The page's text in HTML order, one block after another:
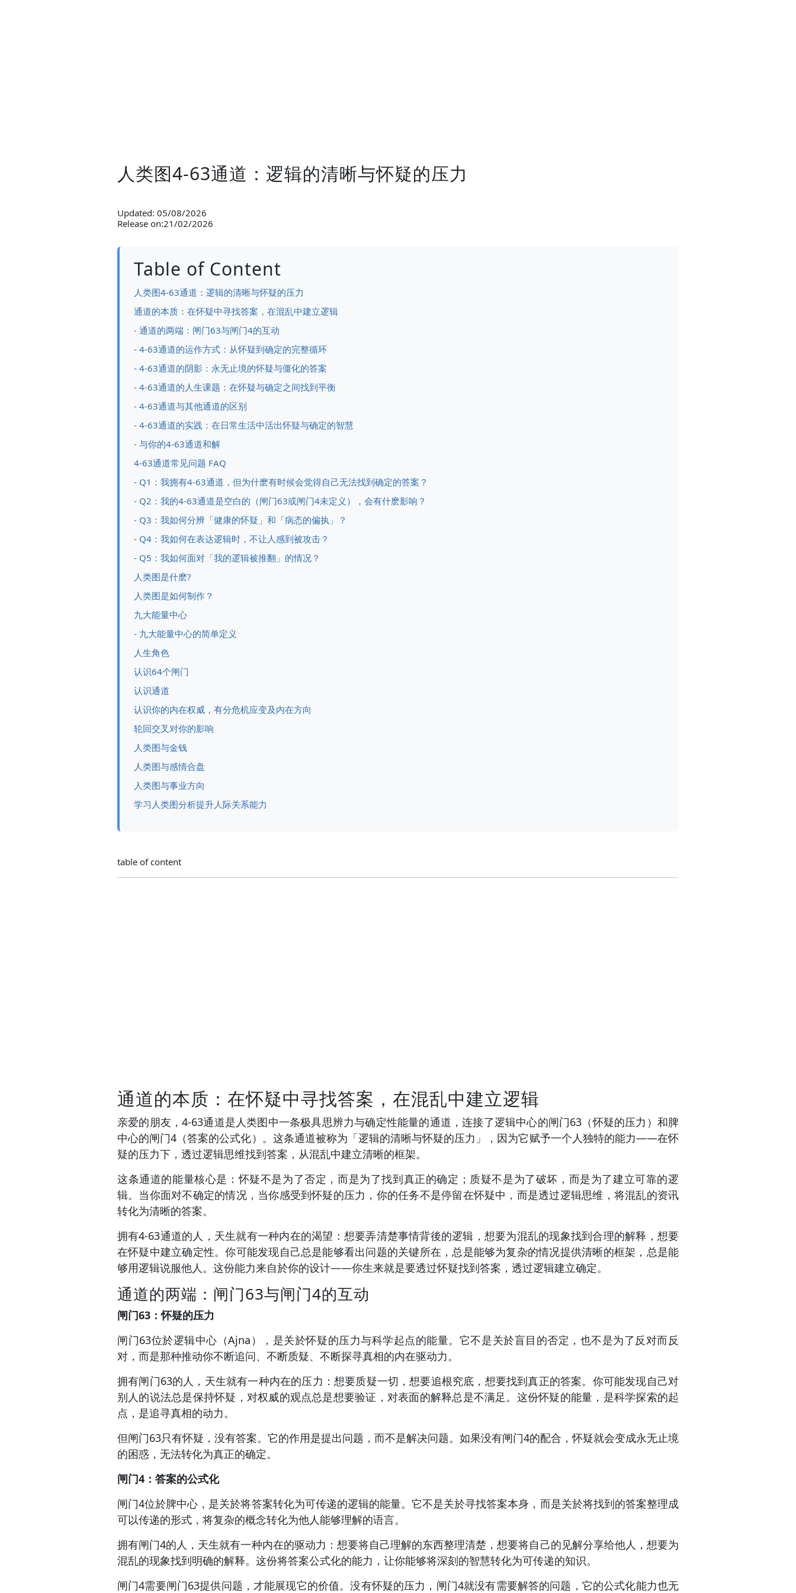
人类图4-63通道：逻辑的清晰与怀疑的压力
Updated: 05/08/2026
Release on:21/02/2026
Table of Content
人类图4-63通道：逻辑的清晰与怀疑的压力
通道的本质：在怀疑中寻找答案，在混乱中建立逻辑
- 通道的两端：闸门63与闸门4的互动
- 4-63通道的运作方式：从怀疑到确定的完整循环
- 4-63通道的阴影：永无止境的怀疑与僵化的答案
- 4-63通道的人生课题：在怀疑与确定之间找到平衡
- 4-63通道与其他通道的区别
- 4-63通道的实践：在日常生活中活出怀疑与确定的智慧
- 与你的4-63通道和解
4-63通道常见问题 FAQ
- Q1：我拥有4-63通道，但为什麽有时候会觉得自己无法找到确定的答案？
- Q2：我的4-63通道是空白的（闸门63或闸门4未定义），会有什麽影响？
- Q3：我如何分辨「健康的怀疑」和「病态的偏执」？
- Q4：我如何在表达逻辑时，不让人感到被攻击？
- Q5：我如何面对「我的逻辑被推翻」的情况？
人类图是什麽?
人类图是如何制作？
九大能量中心
- 九大能量中心的简单定义
人生角色
认识64个闸门
认识通道
认识你的内在权威，有分危机应变及内在方向
轮回交叉对你的影响
人类图与金钱
人类图与感情合盘
人类图与事业方向
学习人类图分析提升人际关系能力
table of content
通道的本质：在怀疑中寻找答案，在混乱中建立逻辑
亲爱的朋友，4-63通道是人类图中一条极具思辨力与确定性能量的通道，连接了逻辑中心的闸门63（怀疑的压力）和脾
中心的闸门4（答案的公式化）。这条通道被称为「逻辑的清晰与怀疑的压力」，因为它赋予一个人独特的能力——在怀
疑的压力下，透过逻辑思维找到答案，从混乱中建立清晰的框架。
这条通道的能量核心是：怀疑不是为了否定，而是为了找到真正的确定；质疑不是为了破坏，而是为了建立可靠的逻
辑。当你面对不确定的情况，当你感受到怀疑的压力，你的任务不是停留在怀疑中，而是透过逻辑思维，将混乱的资讯
转化为清晰的答案。
拥有4-63通道的人，天生就有一种内在的渴望：想要弄清楚事情背後的逻辑，想要为混乱的现象找到合理的解释，想要
在怀疑中建立确定性。你可能发现自己总是能够看出问题的关键所在，总是能够为复杂的情况提供清晰的框架，总是能
够用逻辑说服他人。这份能力来自於你的设计——你生来就是要透过怀疑找到答案，透过逻辑建立确定。
通道的两端：闸门63与闸门4的互动
闸门63：怀疑的压力
闸门63位於逻辑中心（Ajna），是关於怀疑的压力与科学起点的能量。它不是关於盲目的否定，也不是为了反对而反
对，而是那种推动你不断追问、不断质疑、不断探寻真相的内在驱动力。
拥有闸门63的人，天生就有一种内在的压力：想要质疑一切，想要追根究底，想要找到真正的答案。你可能发现自己对
别人的说法总是保持怀疑，对权威的观点总是想要验证，对表面的解释总是不满足。这份怀疑的能量，是科学探索的起
点，是追寻真相的动力。
但闸门63只有怀疑，没有答案。它的作用是提出问题，而不是解决问题。如果没有闸门4的配合，怀疑就会变成永无止境
的困惑，无法转化为真正的确定。
闸门4：答案的公式化
闸门4位於脾中心，是关於将答案转化为可传递的逻辑的能量。它不是关於寻找答案本身，而是关於将找到的答案整理成
可以传递的形式，将复杂的概念转化为他人能够理解的语言。
拥有闸门4的人，天生就有一种内在的驱动力：想要将自己理解的东西整理清楚，想要将自己的见解分享给他人，想要为
混乱的现象找到明确的解释。这份将答案公式化的能力，让你能够将深刻的智慧转化为可传递的知识。
闸门4需要闸门63提供问题，才能展现它的价值。没有怀疑的压力，闸门4就没有需要解答的问题，它的公式化能力也无